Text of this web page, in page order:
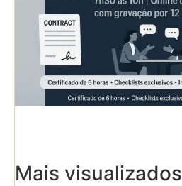
Mais visualizados